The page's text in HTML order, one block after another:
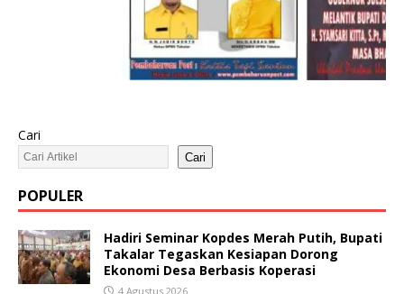
Cari
Cari
POPULER
Hadiri Seminar Kopdes Merah Putih, Bupati
Takalar Tegaskan Kesiapan Dorong
Ekonomi Desa Berbasis Koperasi
4 Agustus 2026